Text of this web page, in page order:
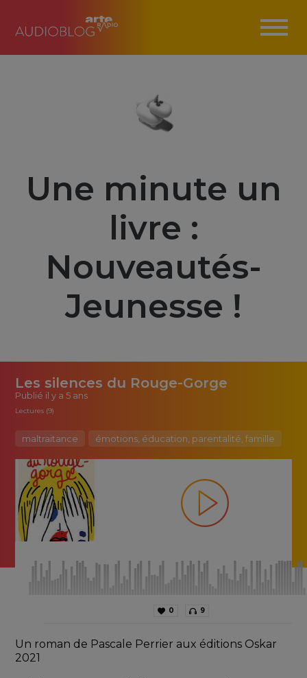
Une minute un
livre :
Nouveautés-
Jeunesse !
Les silences du Rouge-Gorge
Publié il y a 5 ans
Lectures (9)
maltraitance émotions, éducation, parentalité, famille
0 9
Un roman de Pascale Perrier aux éditions Oskar
2021